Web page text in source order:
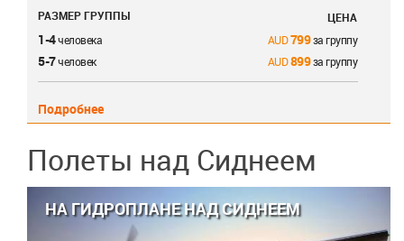
РАЗМЕР ГРУППЫ ЦЕНА
1-4человека 799за группу
5-7человек 899за группу
Подробнее
Полеты над Сиднеем
НА ГИДРОПЛАНЕ НАД СИДНЕЕМ